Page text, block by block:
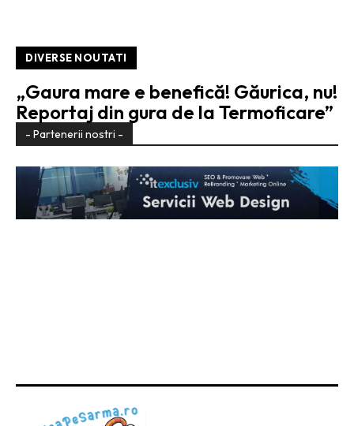
DIVERSE NOUTATI
„Gaura mare e benefică! Găurica, nu!
Reportaj din gura de la Termoficare”
- Partenerii nostri -